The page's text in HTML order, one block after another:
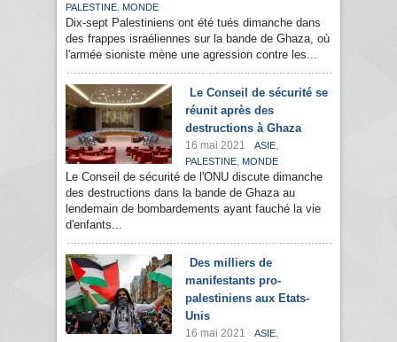
PALESTINE, MONDE
Dix-sept Palestiniens ont été tués dimanche dans
des frappes israéliennes sur la bande de Ghaza, où
l'armée sioniste mène une agression contre les...
Le Conseil de sécurité se
réunit après des
destructions à Ghaza
16 mai 2021 ASIE,
PALESTINE, MONDE
Le Conseil de sécurité de l'ONU discute dimanche
des destructions dans la bande de Ghaza au
lendemain de bombardements ayant fauché la vie
d'enfants...
Des milliers de
manifestants pro-
palestiniens aux Etats-
Unis
16 mai 2021 ASIE,